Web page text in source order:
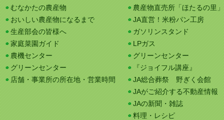
むなかたの農産物
おいしい農産物になるまで
生産部会の皆様へ
家庭菜園ガイド
農機センター
グリーンセンター
店舗・事業所の所在地・営業時間
農産物直売所「ほたるの里」
JA直営！米粉パン工房
ガソリンスタンド
LPガス
グリーンセンター
『ジョイフル講座』
JA総合葬祭 野ぎく会館
JAがご紹介する不動産情報
JAの新聞・雑誌
料理・レシピ